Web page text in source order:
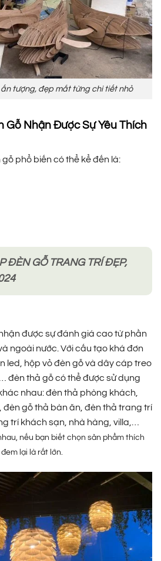
tượng, đẹp mắt từng chi tiết nhỏ
Gỗ Nhận Được Sự Yêu Thích
phổ biến có thể kể đến là:
ĐÈN GỖ TRANG TRÍ ĐẸP,
được sự đánh giá cao từ phần
ngoài nước. Với cấu tạo khá đơn
led, hộp vỏ đèn gỗ và dây cáp treo
đèn thả gỗ có thể được sử dụng
nhau: đèn thả phòng khách,
đèn gỗ thả bàn ăn, đèn thả trang trí
trí khách sạn, nhà hàng, villa,…
nếu bạn biết chọn sản phẩm thích
lại là rất lớn.